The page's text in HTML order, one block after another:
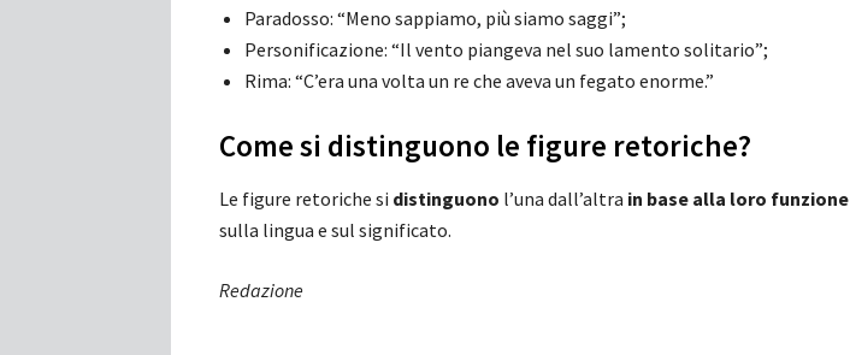
Paradosso: “Meno sappiamo, più siamo saggi”;
Personificazione: “Il vento piangeva nel suo lamento solitario”;
Rima: “C’era una volta un re che aveva un fegato enorme.”
Come si distinguono le figure retoriche?
Le figure retoriche si distinguono l’una dall’altra in base alla loro funzione
sulla lingua e sul significato.
Redazione